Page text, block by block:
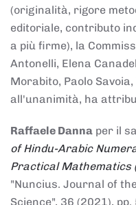
(originalità, rigore
editoriale, contributo
a più firme), la
Antonelli, Elena
Morabito, Paolo
all'unanimità, ha
Raffaele Danna per il
of Hindu-Arabic
Practical Mathematics
"Nuncius. Journal of
Science", 36 (2021), pp.